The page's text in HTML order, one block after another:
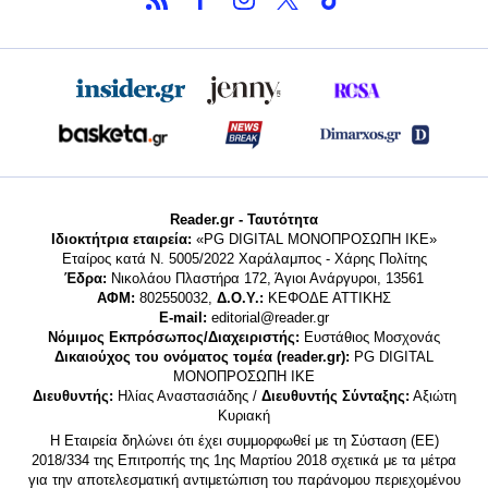
Reader.gr - Ταυτότητα
Ιδιοκτήτρια εταιρεία: «PG DIGITAL MONΟΠΡΟΣΩΠΗ ΙΚΕ»
Εταίρος κατά Ν. 5005/2022 Χαράλαμπος - Χάρης Πολίτης
Έδρα: Νικολάου Πλαστήρα 172, Άγιοι Ανάργυροι, 13561
ΑΦΜ: 802550032, Δ.Ο.Υ.: ΚΕΦΟΔΕ ΑΤΤΙΚΗΣ
E-mail: editorial@reader.gr
Νόμιμος Εκπρόσωπος/Διαχειριστής: Ευστάθιος Μοσχονάς
Δικαιούχος του ονόματος τομέα (reader.gr): PG DIGITAL
MONΟΠΡΟΣΩΠΗ ΙΚΕ
Διευθυντής: Ηλίας Αναστασιάδης / Διευθυντής Σύνταξης: Αξιώτη
Κυριακή
Η Εταιρεία δηλώνει ότι έχει συμμορφωθεί με τη Σύσταση (ΕΕ)
2018/334 της Επιτροπής της 1ης Μαρτίου 2018 σχετικά με τα μέτρα
για την αποτελεσματική αντιμετώπιση του παράνομου περιεχομένου